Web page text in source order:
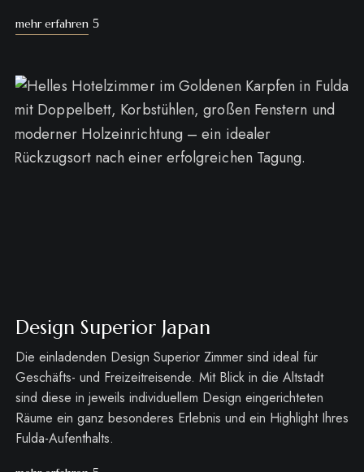
mehr erfahren
Design Superior Japan
Die einladenden Design Superior Zimmer sind ideal für
Geschäfts- und Freizeitreisende. Mit Blick in die Altstadt
sind diese in jeweils individuellem Design eingerichteten
Räume ein ganz besonderes Erlebnis und ein Highlight Ihres
Fulda-Aufenthalts.